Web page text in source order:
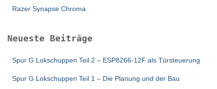
Razer Synapse Chroma
Neueste Beiträge
Spur G Lokschuppen Teil 2 – ESP8266-12F als Türsteuerung
Spur G Lokschuppen Teil 1 – Die Planung und der Bau